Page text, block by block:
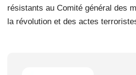
résistants au Comité général des
la révolution et des actes